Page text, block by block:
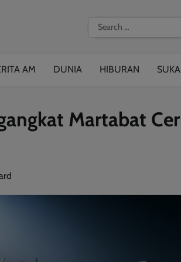
Search
for:
AM DUNIA HIBURAN
Martabat